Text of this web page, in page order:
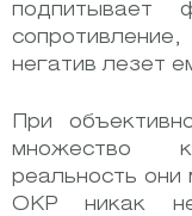
негатив лезет
При
множество
реальность они
ОКР никак не